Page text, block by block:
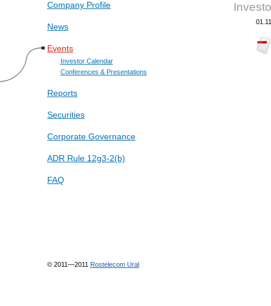
Company Profile
News
Events
Investor Calendar
Conferences & Presentations
Reports
Securities
Corporate Governance
ADR Rule 12g3-2(b)
FAQ
© 2011—2011 Rostelecom Ural